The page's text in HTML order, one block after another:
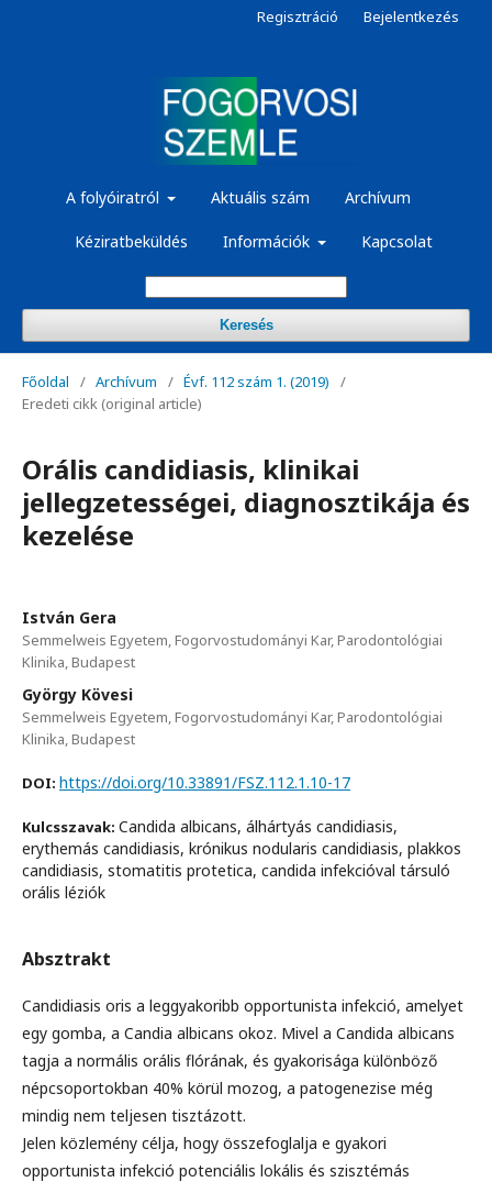
A folyóiratról Aktuális szám Archívum
Kéziratbeküldés Információk Kapcsolat
Keresés
Regisztráció Bejelentkezés
Főoldal / Archívum / Évf. 112 szám 1. (2019)
/
Eredeti cikk (original article)
Orális candidiasis, klinikai
jellegzetességei, diagnosztikája és
kezelése
István Gera
Semmelweis Egyetem, Fogorvostudományi Kar, Parodontológiai
Klinika, Budapest
György Kövesi
Semmelweis Egyetem, Fogorvostudományi Kar, Parodontológiai
Klinika, Budapest
DOI: https://doi.org/10.33891/FSZ.112.1.10-17
Kulcsszavak: Candida albicans, álhártyás candidiasis,
erythemás candidiasis, krónikus nodularis candidiasis, plakkos
candidiasis, stomatitis protetica, candida infekcióval társuló
orális léziók
Absztrakt
Candidiasis oris a leggyakoribb opportunista infekció, amelyet
egy gomba, a Candia albicans okoz. Mivel a Candida albicans
tagja a normális orális flórának, és gyakorisága különböző
népcsoportokban 40% körül mozog, a patogenezise még
mindig nem teljesen tisztázott.
Jelen közlemény célja, hogy összefoglalja e gyakori
opportunista infekció potenciális lokális és szisztémás